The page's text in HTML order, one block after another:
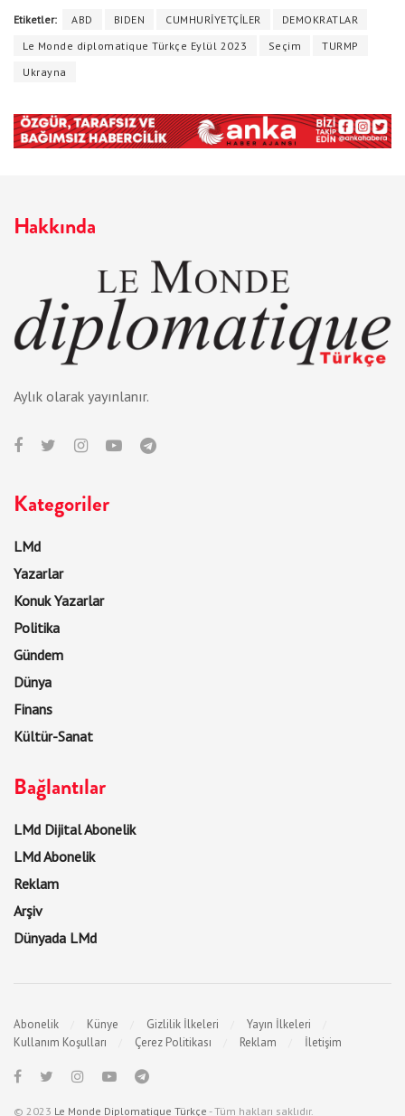
Etiketler: ABD BIDEN CUMHURİYETÇİLER
DEMOKRATLAR
Le Monde diplomatique Türkçe Eylül 2023
Seçim
TURMP
Ukrayna
Hakkında
Aylık olarak yayınlanır.
Kategoriler
LMd
Yazarlar
Konuk Yazarlar
Politika
Gündem
Dünya
Finans
Kültür-Sanat
Bağlantılar
LMd Dijital Abonelik
LMd Abonelik
Reklam
Arşiv
Dünyada LMd
Abonelik Künye Gizlilik İlkeleri
Yayın İlkeleri
Kullanım Koşulları
Çerez Politikası Reklam İletişim
© 2023 Le Monde Diplomatique Türkçe - Tüm hakları saklıdır.